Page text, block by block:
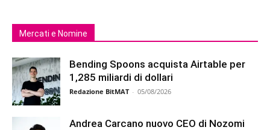
Mercati e Nomine
Bending Spoons acquista Airtable per
1,285 miliardi di dollari
Redazione BitMAT - 05/08/2026
Andrea Carcano nuovo CEO di Nozomi